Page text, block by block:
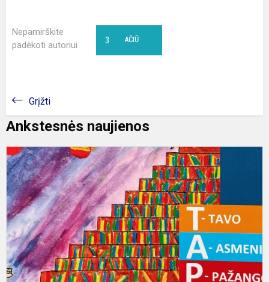
Nepamirškite
padėkoti autoriui
AČIŪ
3
Grįžti
Ankstesnės naujienos